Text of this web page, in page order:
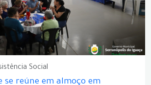
Social
se reúne em almoço em